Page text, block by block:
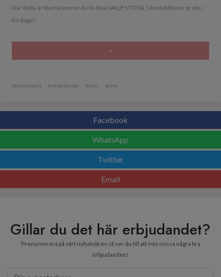
När detta är klart kommer du få dina DAILIES TOTAL1 kontaktlinser gratis i
tio dagar!
»
dailies total1 kontaktlinser linser prova
Facebook
WhatsApp
Twitter
Email
Gillar du det här erbjudandet?
Prenumerera på vårt nyhetsbrev så ser du till att inte missa några bra
erbjudanden!